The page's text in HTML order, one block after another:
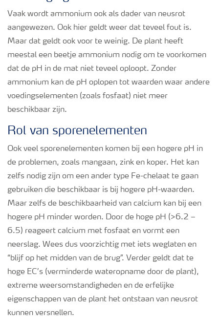
Vaak wordt ammonium ook als dader van neusrot
aangewezen. Ook hier geldt weer dat teveel fout is.
Maar dat geldt ook voor te weinig. De plant heeft
meestal een beetje ammonium nodig om te voorkomen
dat de pH in de mat niet teveel oploopt. Zonder
ammonium kan de pH oplopen tot waarden waar andere
voedingselementen (zoals fosfaat) niet meer
beschikbaar zijn.
Rol van sporenelementen
Ook veel sporenelementen komen bij een hogere pH in
de problemen, zoals mangaan, zink en koper. Het kan
zelfs nodig zijn om een ander type Fe-chelaat te gaan
gebruiken die beschikbaar is bij hogere pH-waarden.
Maar zelfs de beschikbaarheid van calcium kan bij een
hogere pH minder worden. Door de hoge pH (>6.2 –
6.5) reageert calcium met fosfaat en vormt een
neerslag. Wees dus voorzichtig met iets weglaten en
“blijf op het midden van de brug”. Verder geldt dat te
hoge EC’s (verminderde wateropname door de plant),
extreme weersomstandigheden en de erfelijke
eigenschappen van de plant het ontstaan van neusrot
kunnen versnellen.